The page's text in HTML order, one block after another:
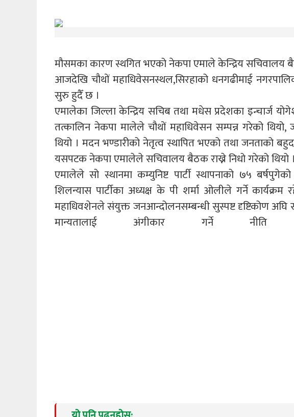
मौसमका कारण स्थगित भएको नेकपा एमाले केन्द्रिय
आजदेखि चौथों महाधिवेसनस्थल,सिरहाको धनगढीमाई
सुरु हुदैँ छ ।
एमालेका जिल्ला केन्द्रिय सचिब तथा मधेस प्रदेशका इन्चार्ज
तत्कालिन नेकपा मालेले चौथों महाधिवेसन सम्पन्न गरेको थियो,
थियो । मदन भण्डारीको नेतृत्व स्थापित भएको तथा जनताको
यसपटक नेकपा एमालेले सचिवालय बैठक राख्ने निधो गरेको थियो ।
एमालेले सो स्थानमा कम्युनिष्ट पार्टी स्थापनाको ७५
शिलन्यास पार्टीका अध्यक्ष के पी शर्मा ओलीले गर्ने
महाधिवशेनले संयुक्त जनआन्दोलनसम्बन्धी सुस्पष्ट दृष्टिकोण अघि
मान्यतालाई अंगीकार गर्ने